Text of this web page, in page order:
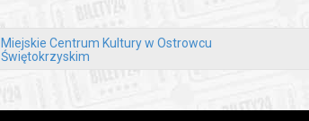
Miejskie Centrum Kultury w Ostrowcu
Świętokrzyskim